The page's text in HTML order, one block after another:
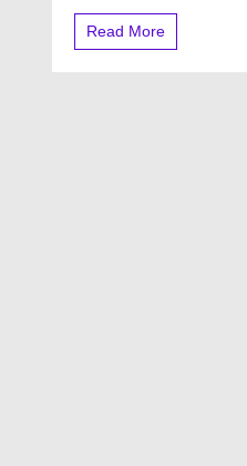
Read More